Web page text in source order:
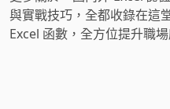
與實戰技巧，全都收錄在這
Excel 函數，全方位提升職場